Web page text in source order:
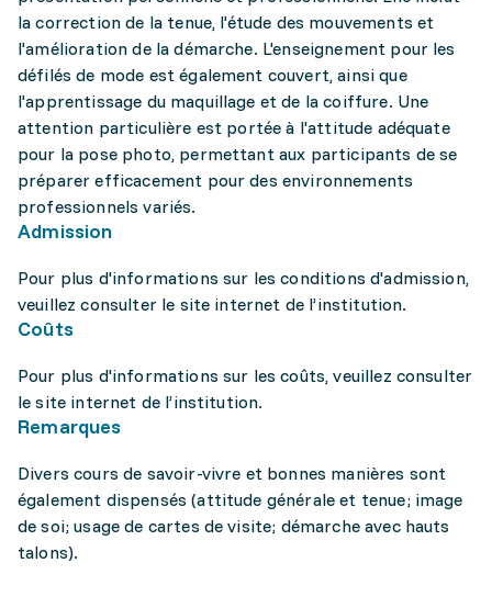
la correction de la tenue, l'étude des mouvements et
l'amélioration de la démarche. L'enseignement pour les
défilés de mode est également couvert, ainsi que
l'apprentissage du maquillage et de la coiffure. Une
attention particulière est portée à l'attitude adéquate
pour la pose photo, permettant aux participants de se
préparer efficacement pour des environnements
professionnels variés.
Admission
Pour plus d'informations sur les conditions d'admission,
veuillez consulter le site internet de l’institution.
Coûts
Pour plus d'informations sur les coûts, veuillez consulter
le site internet de l’institution.
Remarques
Divers cours de savoir-vivre et bonnes manières sont
également dispensés (attitude générale et tenue; image
de soi; usage de cartes de visite; démarche avec hauts
talons).